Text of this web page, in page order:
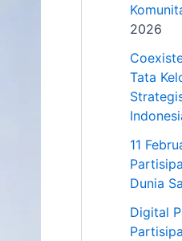
2026
Tata
11
Dunia
Digital